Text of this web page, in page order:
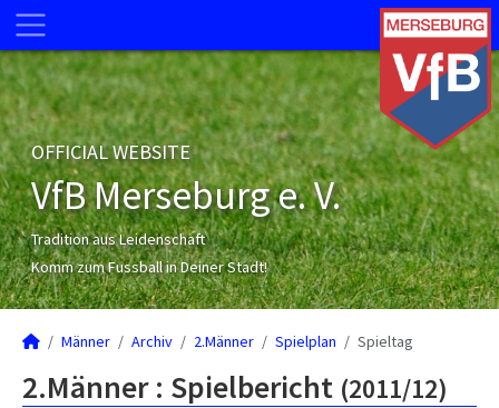
OFFICIAL WEBSITE
VfB Merseburg e. V.
Tradition aus Leidenschaft
Komm zum Fussball in Deiner Stadt!
Männer Archiv 2.Männer Spielplan Spieltag
2.Männer : Spielbericht (2011/12)